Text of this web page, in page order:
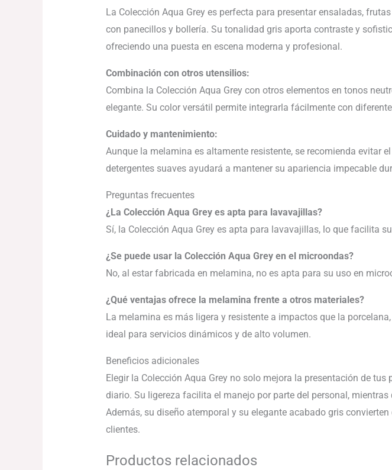
La Colección Aqua Grey es perfecta para presentar ensaladas,
con panecillos y bollería. Su tonalidad gris aporta contraste y
ofreciendo una puesta en escena moderna y profesional.
Combinación con otros utensilios:
Combina la Colección Aqua Grey con otros elementos en tonos
elegante. Su color versátil permite integrarla fácilmente con
Cuidado y mantenimiento:
Aunque la melamina es altamente resistente, se recomienda evitar
detergentes suaves ayudará a mantener su apariencia impecable
Preguntas frecuentes
¿La Colección Aqua Grey es apta para lavavajillas?
Sí, la Colección Aqua Grey es apta para lavavajillas, lo que facilita
¿Se puede usar la Colección Aqua Grey en el microondas?
No, al estar fabricada en melamina, no es apta para su uso en
¿Qué ventajas ofrece la melamina frente a otros materiales?
La melamina es más ligera y resistente a impactos que la
ideal para servicios dinámicos y de alto volumen.
Beneficios adicionales
Elegir la Colección Aqua Grey no solo mejora la presentación de
diario. Su ligereza facilita el manejo por parte del personal,
Además, su diseño atemporal y su elegante acabado gris
clientes.
Productos relacionados